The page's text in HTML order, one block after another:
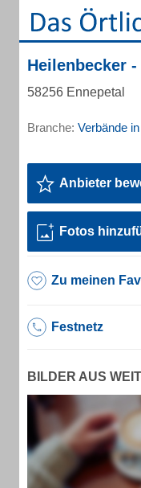
Heilenbecker
58256 Ennepetal
Branche: Verbände
Anbieter
Fotos
Zu meinen
Festnetz
BILDER AUS